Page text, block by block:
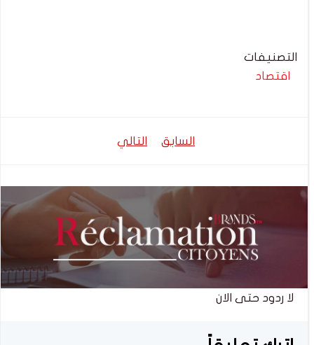
التصنيفات
اقتصاد
السابق
تصفّح
التالي
لا ردود حتى الان